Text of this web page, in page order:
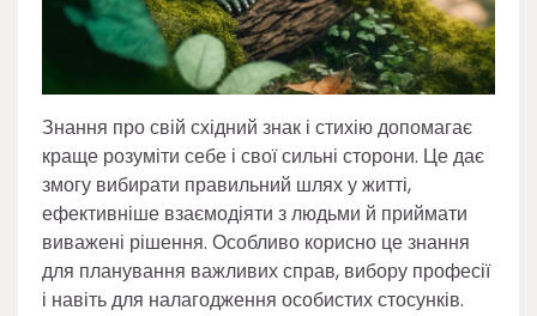
Знання про свій східний знак і стихію допомагає
краще розуміти себе і свої сильні сторони. Це дає
змогу вибирати правильний шлях у житті,
ефективніше взаємодіяти з людьми й приймати
виважені рішення. Особливо корисно це знання
для планування важливих справ, вибору професії
і навіть для налагодження особистих стосунків.